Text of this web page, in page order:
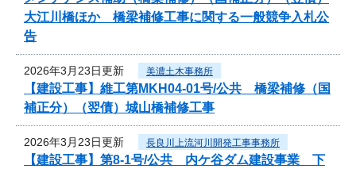
大江川橋ほか 橋梁補修工事に関する一般競争入札公
告
2026年3月23日更新 美濃土木事務所
【建設工事】維工第MKH04-01号/公共 橋梁補修（国
補正分）（翌債）城山橋補修工事
2026年3月23日更新 長良川上流河川開発工事事務所
【建設工事】第8-1号/公共 内ケ谷ダム建設事業 下